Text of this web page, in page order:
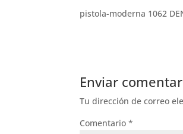
pistola-moderna 1062
Enviar
Tu dirección de correo
Comentario*